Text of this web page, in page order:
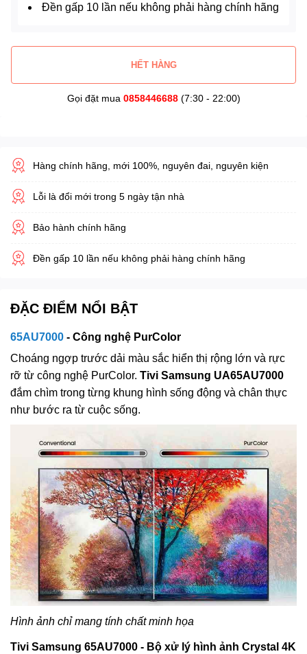
Đền gấp 10 lần nếu không phải hàng chính hãng
HẾT HÀNG
Gọi đặt mua 0858446688(7:30 - 22:00)
Hàng chính hãng, mới 100%, nguyên đai, nguyên kiện
Lỗi là đổi mới trong 5 ngày tận nhà
Bảo hành chính hãng
Đền gấp 10 lần nếu không phải hàng chính hãng
ĐẶC ĐIỂM NỔI BẬT
65AU7000 - Công nghệ PurColor
Choáng ngợp trước dải màu sắc hiển thị rộng lớn và rực
rỡ từ công nghệ PurColor. Tivi Samsung UA65AU7000
đắm chìm trong từng khung hình sống động và chân thực
như bước ra từ cuộc sống.
Hình ảnh chỉ mang tính chất minh họa
Tivi Samsung 65AU7000 - Bộ xử lý hình ảnh Crystal 4K